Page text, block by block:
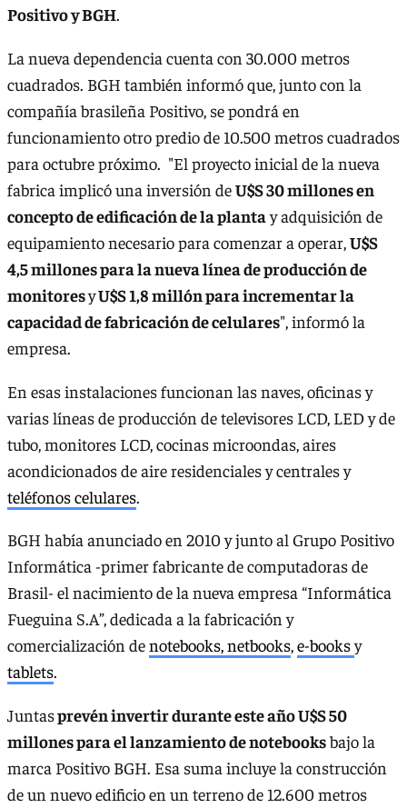
Positivo y BGH.
La nueva dependencia cuenta con 30.000 metros
cuadrados. BGH también informó que, junto con la
compañía brasileña Positivo, se pondrá en
funcionamiento otro predio de 10.500 metros cuadrados
para octubre próximo. "El proyecto inicial de la nueva
fabrica implicó una inversión deU$S 30 millones en
concepto de edificación de la plantay adquisición de
equipamiento necesario para comenzar a operar,U$S
4,5 millones para la nueva línea de producción de
monitoresyU$S 1,8 millón para incrementar la
capacidad de fabricación de celulares", informó la
empresa.
En esas instalaciones funcionan las naves, oficinas y
varias líneas de producción de televisores LCD, LED y de
tubo, monitores LCD, cocinas microondas, aires
acondicionados de aire residenciales y centrales y
teléfonos celulares.
BGH había anunciado en 2010 y junto al Grupo Positivo
Informática -primer fabricante de computadoras de
Brasil- el nacimiento de la nueva empresa “Informática
Fueguina S.A”, dedicada a la fabricación y
comercialización denotebooks, netbooks,e-booksy
tablets.
Juntasprevén invertir durante este año U$S 50
millones para el lanzamiento de notebooksbajo la
marca Positivo BGH. Esa suma incluye la construcción
de un nuevo edificio en un terreno de 12.600 metros